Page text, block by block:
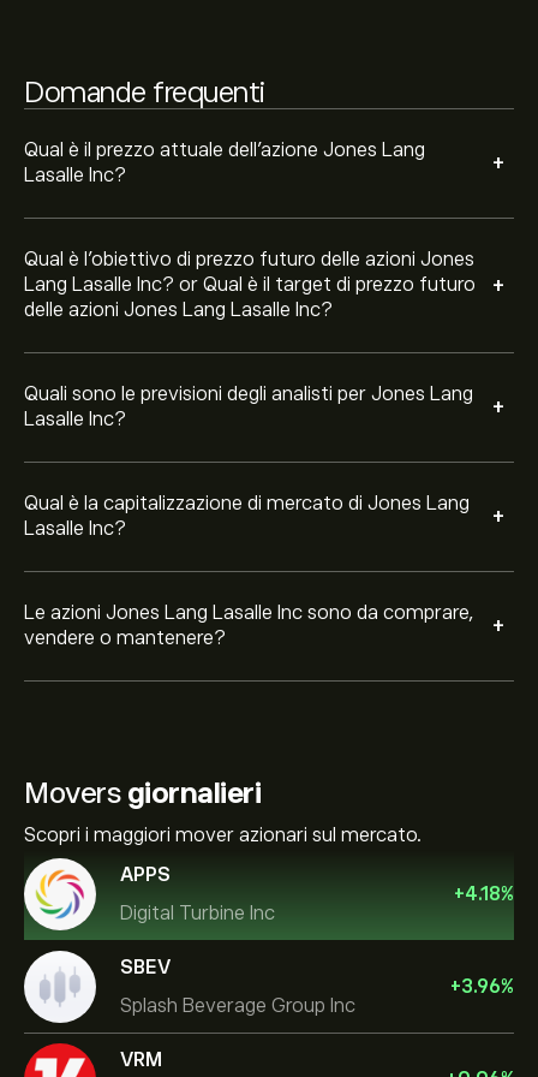
Domande frequenti
Qual è il prezzo attuale dell'azione Jones Lang
Lasalle Inc?
+
Qual è l'obiettivo di prezzo futuro delle azioni Jones
Lang Lasalle Inc? or Qual è il target di prezzo futuro
delle azioni Jones Lang Lasalle Inc?
+
Quali sono le previsioni degli analisti per Jones Lang
Lasalle Inc?
+
Qual è la capitalizzazione di mercato di Jones Lang
Lasalle Inc?
+
Le azioni Jones Lang Lasalle Inc sono da comprare,
vendere o mantenere?
+
negli ultimi 3 mesi, il consenso generale è Acquisto
Moderato.
Movers giornalieri
Scopri i maggiori mover azionari sul mercato.
APPS
Digital Turbine Inc
+4.18%
SBEV
Splash Beverage Group Inc
+3.96%
VRM